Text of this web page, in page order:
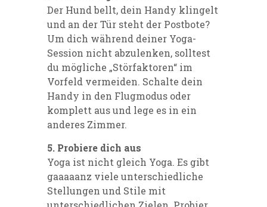
Der Hund bellt, dein Handy klingelt
und an der Tür steht der Postbote?
Um dich während deiner Yoga-
Session nicht abzulenken, solltest
du mögliche „Störfaktoren“ im
Vorfeld vermeiden. Schalte dein
Handy in den Flugmodus oder
komplett aus und lege es in ein
anderes Zimmer.
5. Probiere dich aus
Yoga ist nicht gleich Yoga. Es gibt
gaaaaanz viele unterschiedliche
Stellungen und Stile mit